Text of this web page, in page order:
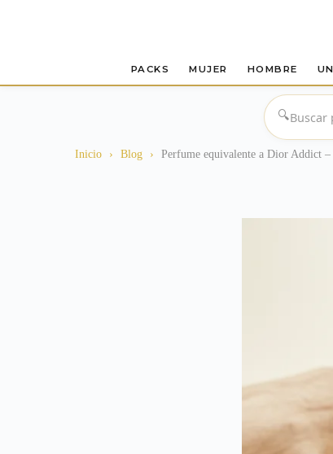
PACKS MUJER HOMBRE
🔍
Inicio › Blog › Perfume equivalente a Dior Addict –